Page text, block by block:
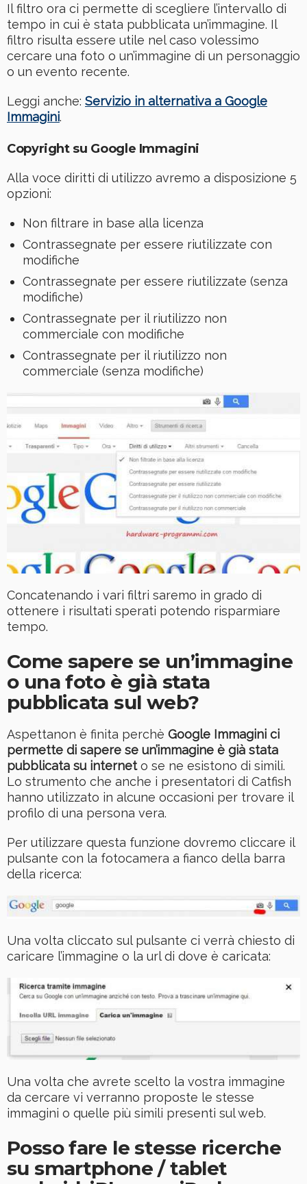
Il filtro ora ci permette di scegliere l’intervallo di
tempo in cui è stata pubblicata un’immagine. Il
filtro risulta essere utile nel caso volessimo
cercare una foto o un’immagine di un personaggio
o un evento recente.
Leggi anche: Servizio in alternativa a Google
Immagini.
Copyright su Google Immagini
Alla voce diritti di utilizzo avremo a disposizione 5
opzioni:
Non filtrare in base alla licenza
Contrassegnate per essere riutilizzate con
modifiche
Contrassegnate per essere riutilizzate (senza
modifiche)
Contrassegnate per il riutilizzo non
commerciale con modifiche
Contrassegnate per il riutilizzo non
commerciale (senza modifiche)
Concatenando i vari filtri saremo in grado di
ottenere i risultati sperati potendo risparmiare
tempo.
Come sapere se un’immagine
o una foto è già stata
pubblicata sul web?
Aspettanon è finita perchè Google Immagini ci
permette di sapere se un’immagine è già stata
pubblicata su interneto se ne esistono di simili.
Lo strumento che anche i presentatori di Catfish
hanno utilizzato in alcune occasioni per trovare il
profilo di una persona vera.
Per utilizzare questa funzione dovremo cliccare il
pulsante con la fotocamera a fianco della barra
della ricerca:
Una volta cliccato sul pulsante ci verrà chiesto di
caricare l’immagine o la url di dove è caricata:
Una volta che avrete scelto la vostra immagine
da cercare vi verranno proposte le stesse
immagini o quelle più simili presenti sul web.
Posso fare le stesse ricerche
su smartphone / tablet